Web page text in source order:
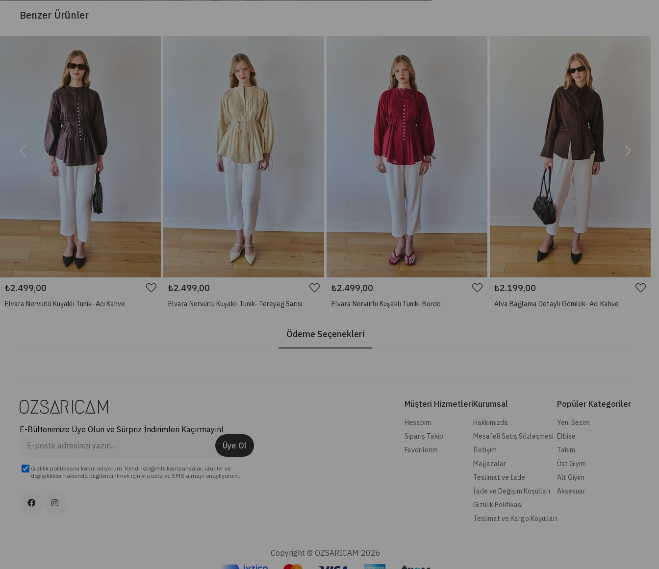
Benzer Ürünler
₺2.499,00
Elvara Nervürlü Kuşaklı Tunik- Acı Kahve
₺2.499,00
Elvara Nervürlü Kuşaklı Tunik- Tereyağ Sarısı
₺2.499,00
Elvara Nervürlü Kuşaklı Tunik- Bordo
₺2.199,00
Alva Bağlama Detaylı Gömlek- Acı Kahve
Ödeme Seçenekleri
E-Bültenimize Üye Olun ve Sürpriz İndirimleri Kaçırmayın!
Üye Ol
Gizlilik politikasını kabul ediyorum. Kendi isteğimle kampanyalar, ürünler ve
değişiklikler hakkında bilgilendirilmek için e-posta ve SMS almayı onaylıyorum.
Müşteri Hizmetleri
Hesabım
Sipariş Takip
Favorilerim
Kurumsal
Hakkımızda
Mesafeli Satış Sözleşmesi
İletişim
Mağazalar
Teslimat ve İade
İade ve Değişim Koşulları
Gizlilik Politikası
Teslimat ve Kargo Koşulları
Popüler Kategoriler
Yeni Sezon
Elbise
Takım
Üst Giyim
Alt Giyim
Aksesuar
Copyright © OZSARICAM 2026